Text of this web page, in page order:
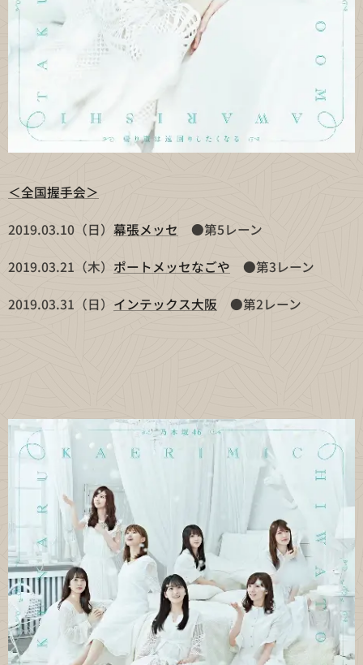
＜全国握手会＞
2019.03.10（日） 幕張メッセ ●第5レーン
2019.03.21（木） ポートメッセなごや ●第3レーン
2019.03.31（日） インテックス大阪 ●第2レーン